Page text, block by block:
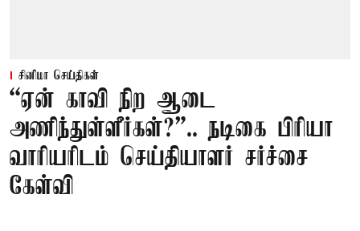
சினிமா செய்திகள்
“ஏன் காவி நிற ஆடை
அணிந்துள்ளீர்கள்?”.. நடிகை பிரியா
வாரியரிடம் செய்தியாளர் சர்ச்சை
கேள்வி